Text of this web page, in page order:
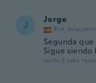
J Jorge
Rok
Segunda
Sigue siendo
około 5 roku temu